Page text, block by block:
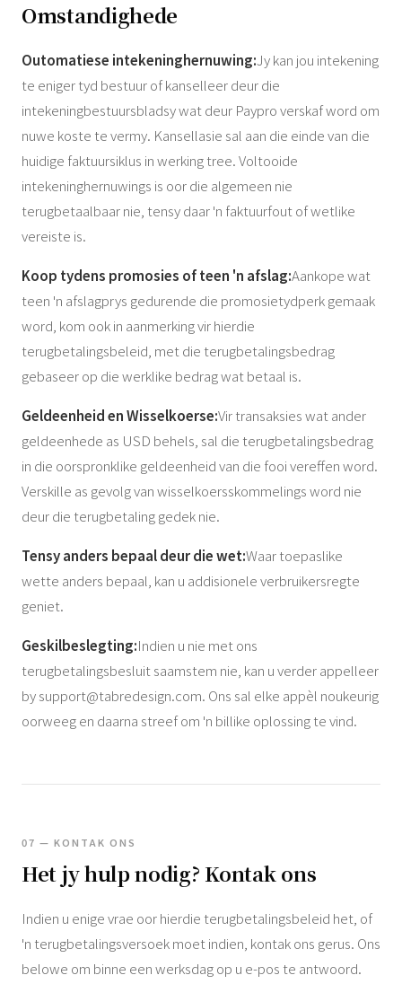
Omstandighede
Outomatiese intekeninghernuwing:Jy kan jou intekening
te eniger tyd bestuur of kanselleer deur die
intekeningbestuursbladsy wat deur Paypro verskaf word om
nuwe koste te vermy. Kansellasie sal aan die einde van die
huidige faktuursiklus in werking tree. Voltooide
intekeninghernuwings is oor die algemeen nie
terugbetaalbaar nie, tensy daar 'n faktuurfout of wetlike
vereiste is.
Koop tydens promosies of teen 'n afslag:Aankope wat
teen 'n afslagprys gedurende die promosietydperk gemaak
word, kom ook in aanmerking vir hierdie
terugbetalingsbeleid, met die terugbetalingsbedrag
gebaseer op die werklike bedrag wat betaal is.
Geldeenheid en Wisselkoerse:Vir transaksies wat ander
geldeenhede as USD behels, sal die terugbetalingsbedrag
in die oorspronklike geldeenheid van die fooi vereffen word.
Verskille as gevolg van wisselkoersskommelings word nie
deur die terugbetaling gedek nie.
Tensy anders bepaal deur die wet:Waar toepaslike
wette anders bepaal, kan u addisionele verbruikersregte
geniet.
Geskilbeslegting:Indien u nie met ons
terugbetalingsbesluit saamstem nie, kan u verder appelleer
bysupport@tabredesign.com. Ons sal elke appèl noukeurig
oorweeg en daarna streef om 'n billike oplossing te vind.
07 — KONTAK ONS
Het jy hulp nodig? Kontak ons
Indien u enige vrae oor hierdie terugbetalingsbeleid het, of
'n terugbetalingsversoek moet indien, kontak ons ​​gerus. Ons
belowe om binne een werksdag op u e-pos te antwoord.